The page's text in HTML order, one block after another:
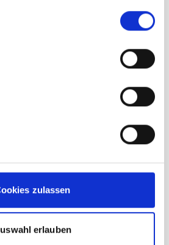
zulassen
erlauben
für
Wetterschutz:
dank GORE-TEX
das Geheimnis für
in
klebegezwickter